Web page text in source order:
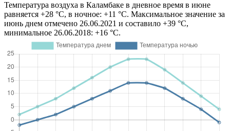
Температура воздуха в Каламбаке в дневное время в июне
равняется +28 °C, в ночное: +11 °C. Максимальное значение за
июнь днем отмечено 26.06.2021 и составило +39 °C,
минимальное 26.06.2018: +16 °C.